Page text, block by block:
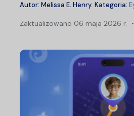
Autor: Melissa E. Henry. Kategoria:
Zaktualizowano 06 maja 2026 r.